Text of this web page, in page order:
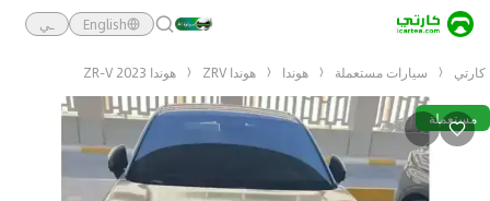
English ـي
كارتي سيارات مستعملة هوندا هوندا ZRV هوندا ZR-V 2023
مستعملة